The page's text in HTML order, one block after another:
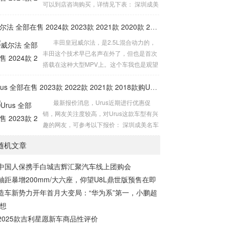
这一计划旨在提升车主的驾驶技能，特别是
群。但关于培训费用的具体细节，雷军并未
在直播中提及。 此事一出引发网友热议，有
人提出...
可以到店咨询购买，详情见下表： 深圳成美
威尔法 全部在售 2024款 2023款 2021款 2020款 2019款2024款皇冠威尔法全新上市售价多少钱
丰田皇冠威尔法，是2.5L混合动力的，
丰田这个技术早已名声在外了，但也是首次
搭载在这种大型MPV上。这个车我也是观望
PV了，威尔法有颜值、有空间、又舒适度，
这么长时间了，实际上，买MPV追求的就是
威尔法这种豪华的舒适度。 动力方面，
皇...
Urus 全部在售 2023款 2022款 2021款 2018款购Urus享5.4万优惠 欢迎到店试驾
最新报价消息，Urus近期进行优惠促
销，网友关注度较高，对Urus这款车型有兴
趣的网友，可参考以下报价： 深圳成美名车
机文章
国人保携手白城吉辉汇聚汽车线上团购会
距暴增200mm/大六座，仰望U8L鼎世版预售在即
车新势力开年首月大变局：“华为系”第一，小鹏超
款吉利星愿新车商品性评价